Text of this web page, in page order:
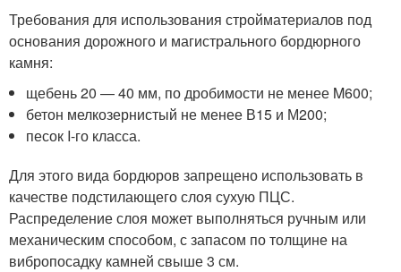
Требования для использования стройматериалов под
основания дорожного и магистрального бордюрного
камня:
щебень 20 — 40 мм, по дробимости не менее M600;
бетон мелкозернистый не менее В15 и М200;
песок I-го класса.
Для этого вида бордюров запрещено использовать в
качестве подстилающего слоя сухую ПЦС.
Распределение слоя может выполняться ручным или
механическим способом, с запасом по толщине на
вибропосадку камней свыше 3 см.